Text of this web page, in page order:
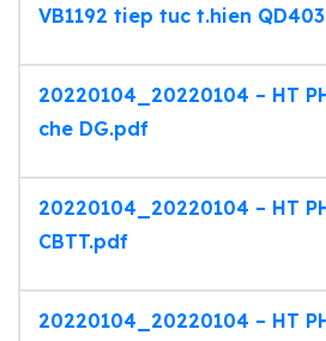
VB1192 tiep tuc t.hien
20220104_20220104 – HT
che DG.pdf
20220104_20220104 – HT
CBTT.pdf
20220104_20220104 – HT